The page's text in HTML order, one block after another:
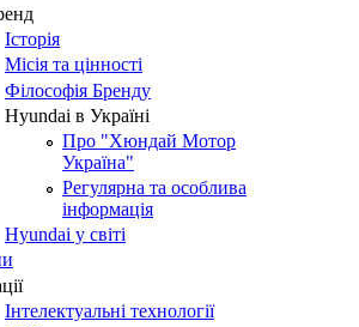
Історія
Місія та цінності
Філософія Бренду
Hyundai в Україні
Про "Хюндай Мотор
Україна"
Регулярна та особлива
інформація
Hyundai у світі
Інтелектуальні технології